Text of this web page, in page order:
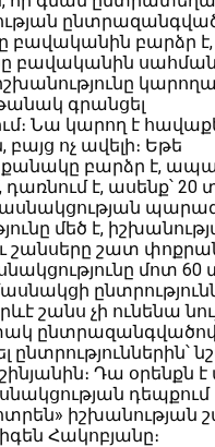
բավականին բարձր է,
բավականին
գրանցել
Նա կարող է
բայց ոչ ավելի։ Եթե
բարձր է, ապա
է, ասենք՝ 20
մեծ է,
շանսերը շատ
մոտ 60
շանս չի ունենա
ընտրազանգվածով
ընտրություններին՝
Դա օրենքն է
դեպքում
իշխանության
Հակոբյանը։